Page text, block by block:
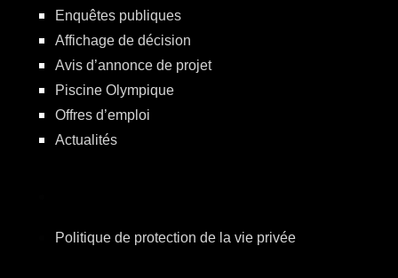
Enquêtes publiques
Affichage de décision
Avis d’annonce de projet
Piscine Olympique
Offres d’emploi
Actualités
Politique de protection de la vie privée